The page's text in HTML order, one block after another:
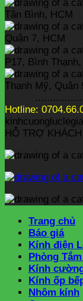
Tân Bình, HCM
Quận 7, HCM
P17, Bình Thạnh,
Thạnh Mỹ, Quận
Hotline:
HỖ TRỢ
Trang chủ
Báo giá
Kính điện
Phòng
Kính
Kính ốp
Nhôm kính